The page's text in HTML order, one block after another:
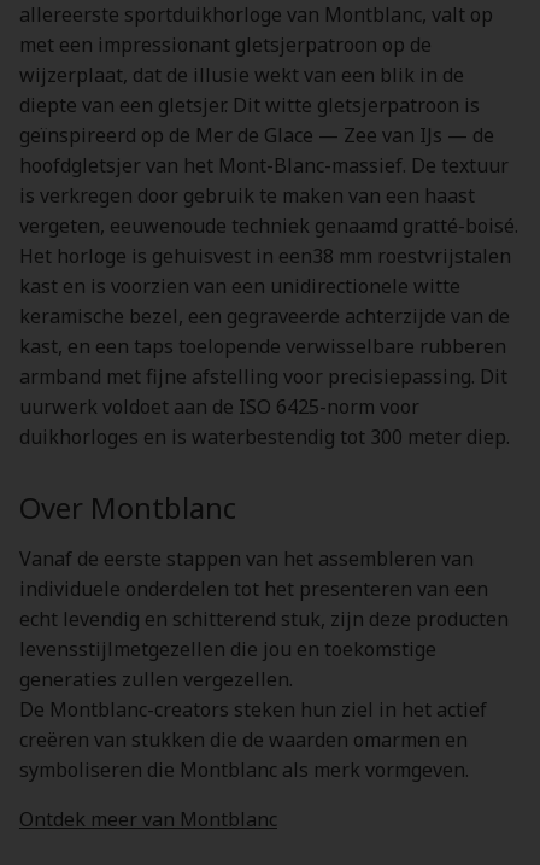
allereerste sportduikhorloge van Montblanc, valt op
met een impressionant gletsjerpatroon op de
wijzerplaat, dat de illusie wekt van een blik in de
diepte van een gletsjer. Dit witte gletsjerpatroon is
geïnspireerd op de Mer de Glace — Zee van IJs — de
hoofdgletsjer van het Mont-Blanc-massief. De textuur
is verkregen door gebruik te maken van een haast
vergeten, eeuwenoude techniek genaamd gratté-boisé.
Het horloge is gehuisvest in een38 mm roestvrijstalen
kast en is voorzien van een unidirectionele witte
keramische bezel, een gegraveerde achterzijde van de
kast, en een taps toelopende verwisselbare rubberen
armband met fijne afstelling voor precisiepassing. Dit
uurwerk voldoet aan de ISO 6425-norm voor
duikhorloges en is waterbestendig tot 300 meter diep.
Over Montblanc
Vanaf de eerste stappen van het assembleren van
individuele onderdelen tot het presenteren van een
echt levendig en schitterend stuk, zijn deze producten
levensstijlmetgezellen die jou en toekomstige
generaties zullen vergezellen.
De Montblanc-creators steken hun ziel in het actief
creëren van stukken die de waarden omarmen en
symboliseren die Montblanc als merk vormgeven.
Ontdek meer van Montblanc